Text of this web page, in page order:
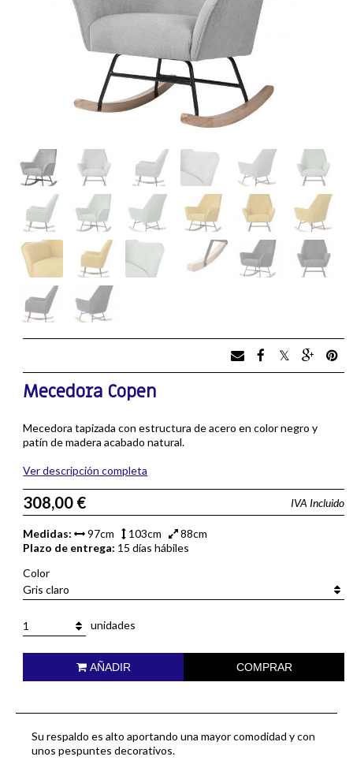
Mecedora Copen
Mecedora tapizada con estructura de acero en color negro y
patín de madera acabado natural.
Ver descripción completa
308,00 € IVA Incluido
Medidas: 97cm 103cm
88cm
Plazo de entrega: 15 días hábiles
Color
Gris claro
1 unidades
AÑADIR COMPRAR
Su respaldo es alto aportando una mayor comodidad y con
unos pespuntes decorativos.